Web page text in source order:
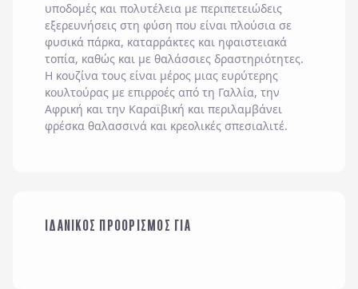
υποδομές και πολυτέλεια με περιπετειώδεις
εξερευνήσεις στη φύση που είναι πλούσια σε
φυσικά πάρκα, καταρράκτες και ηφαιστειακά
τοπία, καθώς και με θαλάσσιες δραστηριότητες.
Η κουζίνα τους είναι μέρος μιας ευρύτερης
κουλτούρας με επιρροές από τη Γαλλία, την
Αφρική και την Καραϊβική και περιλαμβάνει
φρέσκα θαλασσινά και κρεολικές σπεσιαλιτέ.
ΙΔΑΝΙΚΟΣ ΠΡΟΟΡΙΣΜΟΣ ΓΙΑ
ΤΟ ΑΛΛΟ ΜΟΥ ΜΙΣΟ